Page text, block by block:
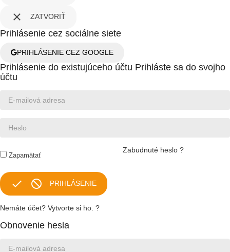
 ZATVORIŤ
Prihlásenie cez sociálne siete
PRIHLÁSENIE CEZ GOOGLE
Prihlásenie do existujúceho účtu Prihláste sa do svojho
účtu
Zapamätať
Zabudnuté heslo ?
  PRIHLÁSENIE
Nemáte účet? Vytvorte si ho. ?
Obnovenie hesla